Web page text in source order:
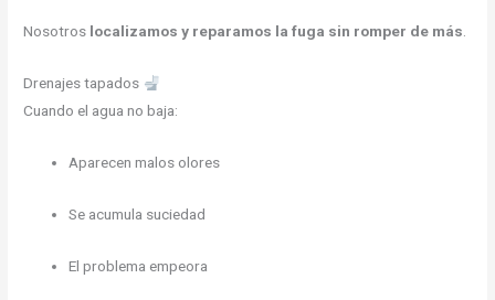
Nosotros localizamos y reparamos la fuga sin romper de más.
Drenajes tapados
Cuando el agua no baja:
Aparecen malos olores
Se acumula suciedad
El problema empeora